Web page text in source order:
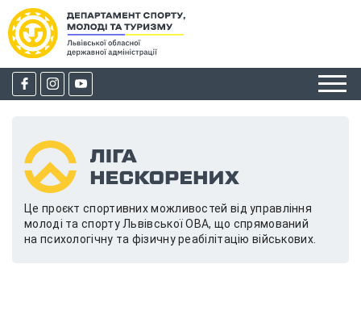
Це проєкт спортивних можливостей від управління
молоді та спорту Львівської ОВА, що спрямований
на психологічну та фізичну реабілітацію військових.